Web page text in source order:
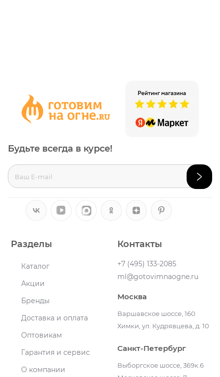
Разделы
Каталог
Акции
Бренды
Доставка и оплата
Оптовикам
Гарантия и сервис
О компании
Контакты
+7 (495) 133-2085
ml@gotovimnaogne.ru
Москва
Варшавское шоссе, 160
Химки, ул. Кудрявцева, д. 10
Санкт-Петербург
Выборгское шоссе, 369к.6
Будьте всегда в курсе!